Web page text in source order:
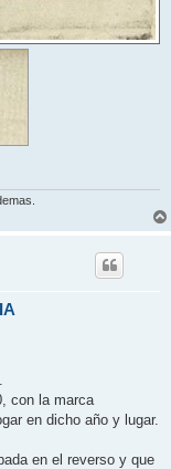
con la marca
en dicho año y lugar.
en el reverso y que